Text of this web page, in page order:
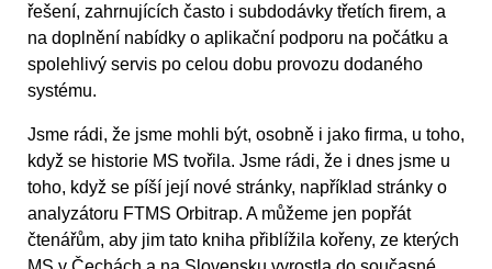
řešení, zahrnujících často i subdodávky třetích firem, a
na doplnění nabídky o aplikační podporu na počátku a
spolehlivý servis po celou dobu provozu dodaného
systému.
Jsme rádi, že jsme mohli být, osobně i jako firma, u toho,
když se historie MS tvořila. Jsme rádi, že i dnes jsme u
toho, když se píší její nové stránky, například stránky o
analyzátoru FTMS Orbitrap. A můžeme jen popřát
čtenářům, aby jim tato kniha přiblížila kořeny, ze kterých